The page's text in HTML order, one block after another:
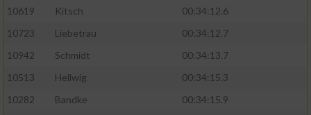
10619
Kitsch
00:34:12.6
10723
Liebetrau
00:34:12.7
10942
Schmidt
00:34:13.7
10513
Hellwig
00:34:15.3
10282
Bandke
00:34:15.9